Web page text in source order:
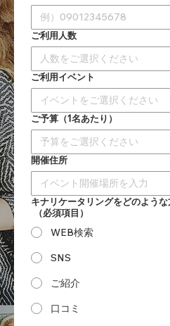
ご利用人数
ご利用イベント
ご予算（1名あたり）
開催住所
キナリケータリングをどのよう
（必須項目）
WEB検索
SNS
ご紹介
口コミ